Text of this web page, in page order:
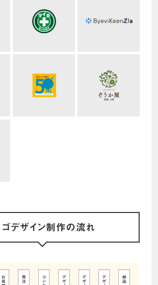
ゴデザイン制作の流れ